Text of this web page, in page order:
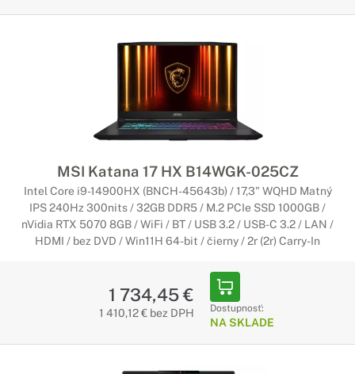
MSI Katana 17 HX B14WGK-025CZ
Intel Core i9-14900HX (BNCH-45643b) / 17,3" WQHD Matný
IPS 240Hz 300nits / 32GB DDR5 / M.2 PCIe SSD 1000GB /
nVidia RTX 5070 8GB / WiFi / BT / USB 3.2 / USB-C 3.2 / LAN /
HDMI / bez DVD / Win11H 64-bit / čierny / 2r (2r) Carry-In
1 734,45 €
1 410,12 € bez DPH Dostupnosť:
NA SKLADE